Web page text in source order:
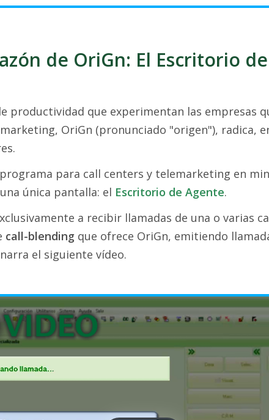
de OriGn: El Escritorio
productividad que experimentan las empresas
OriGn (pronunciado "origen"), radica,
para call centers y telemarketing en
única pantalla: el Escritorio de Agente.
a recibir llamadas de una o varias
call-blending que ofrece OriGn, emitiendo
el siguiente vídeo.